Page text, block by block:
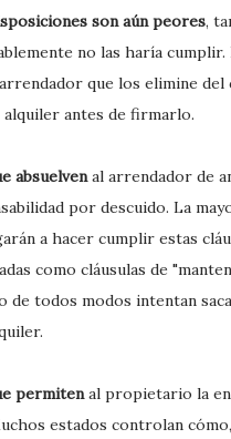
son aún peores,
no las haría cumplir.
que los elimine del
antes de firmarlo.
absuelvenal arrendador de
por descuido. La
a hacer cumplir estas
como cláusulas de
de todos modos intentan
permitenal propietario la
estados controlan